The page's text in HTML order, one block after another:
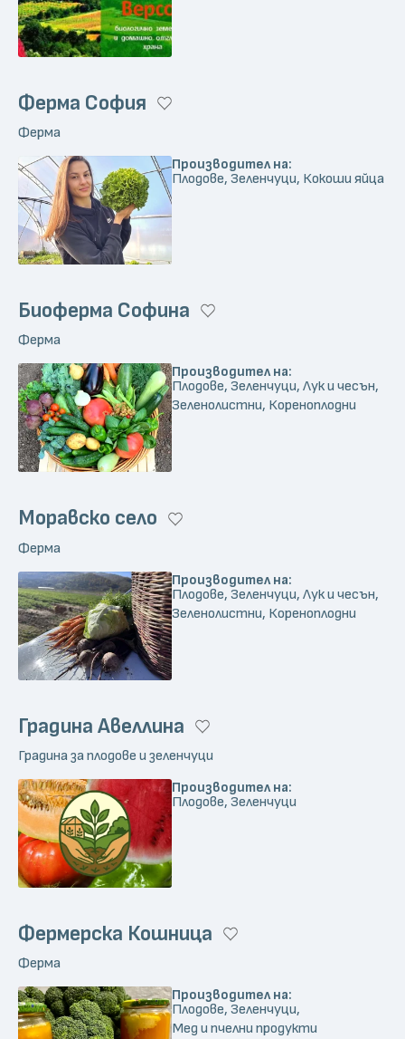
Ферма София
Ферма
Производител на:
Плодове, Зеленчуци, Кокоши яйца
Биоферма Софина
Ферма
Производител на:
Плодове, Зеленчуци, Лук и чесън,
Зеленолистни, Кореноплодни
Моравско село
Ферма
Производител на:
Плодове, Зеленчуци, Лук и чесън,
Зеленолистни, Кореноплодни
Градина Авеллина
Градина за плодове и зеленчуци
Производител на:
Плодове, Зеленчуци
Фермерска Кошница
Ферма
Производител на:
Плодове, Зеленчуци,
Мед и пчелни продукти